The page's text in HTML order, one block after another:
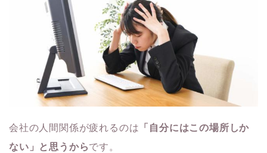
会社の人間関係が疲れるのは 「自分にはこの場所しか
ない」と思うからです。